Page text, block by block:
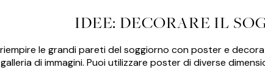
IDEE: DECORARE IL
le grandi pareti del soggiorno con poster e
di immagini. Puoi utilizzare poster di diverse